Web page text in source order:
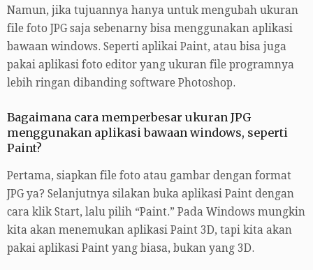
Namun, jika tujuannya hanya untuk mengubah ukuran
file foto JPG saja sebenarny bisa menggunakan aplikasi
bawaan windows. Seperti aplikai Paint, atau bisa juga
pakai aplikasi foto editor yang ukuran file programnya
lebih ringan dibanding software Photoshop.
Bagaimana cara memperbesar ukuran JPG
menggunakan aplikasi bawaan windows, seperti
Paint?
Pertama, siapkan file foto atau gambar dengan format
JPG ya? Selanjutnya silakan buka aplikasi Paint dengan
cara klik Start, lalu pilih “Paint.” Pada Windows mungkin
kita akan menemukan aplikasi Paint 3D, tapi kita akan
pakai aplikasi Paint yang biasa, bukan yang 3D.